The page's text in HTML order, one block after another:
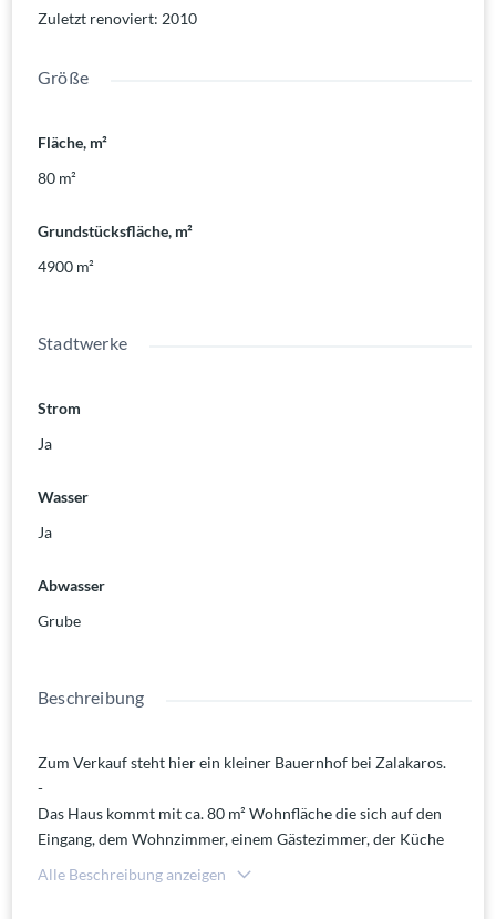
Zuletzt renoviert: 2010
Größe
Fläche, m²
80 m²
Grundstücksfläche, m²
4900 m²
Stadtwerke
Strom
Ja
Wasser
Ja
Abwasser
Grube
Beschreibung
Zum Verkauf steht hier ein kleiner Bauernhof bei Zalakaros.
-
Das Haus kommt mit ca. 80 m² Wohnfläche die sich auf den
Eingang, dem Wohnzimmer, einem Gästezimmer, der Küche
Alle Beschreibung anzeigen